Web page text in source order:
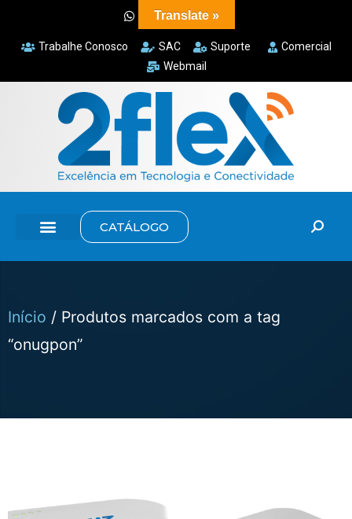
Trabalhe Conosco SAC Suporte
Comercial
Webmail
CATÁLOGO
Início / Produtos marcados com a tag
“onugpon”
Translate »